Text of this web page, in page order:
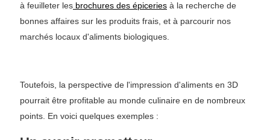
à feuilleter les brochures des épiceries à la recherche de
bonnes affaires sur les produits frais, et à parcourir nos
marchés locaux d'aliments biologiques.
Toutefois, la perspective de l'impression d'aliments en 3D
pourrait être profitable au monde culinaire en de nombreux
points. En voici quelques exemples :